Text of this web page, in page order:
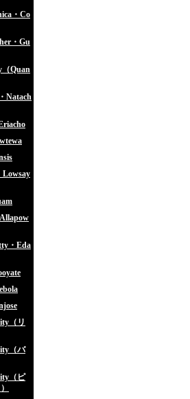
・Co
・Gu
Quan
Natach
Lowsay
・Eda
（リ
（バ
（ピ